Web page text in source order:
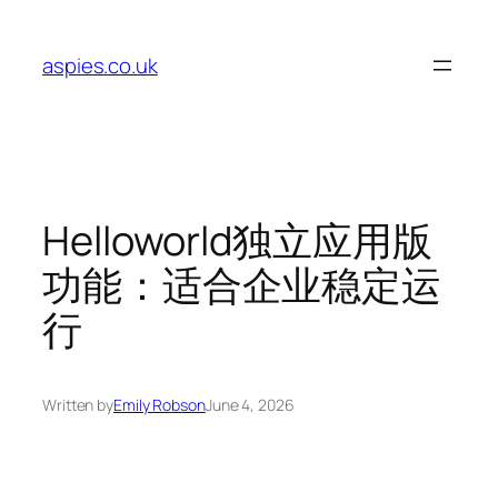
content
aspies.co.uk
Helloworld独立应用版
功能：适合企业稳定运
行
Written byEmily RobsonJune 4, 2026